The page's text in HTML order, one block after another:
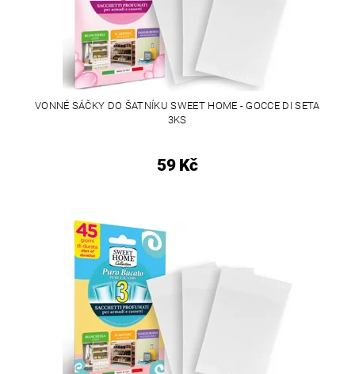
VONNÉ SÁČKY DO ŠATNÍKU SWEET HOME - GOCCE DI SETA
3KS
59 Kč